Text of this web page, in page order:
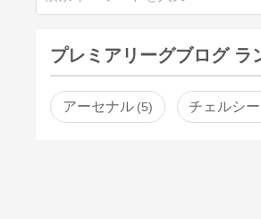
プレミアリーグブログ ラ
アーセナル 5 チェルシー